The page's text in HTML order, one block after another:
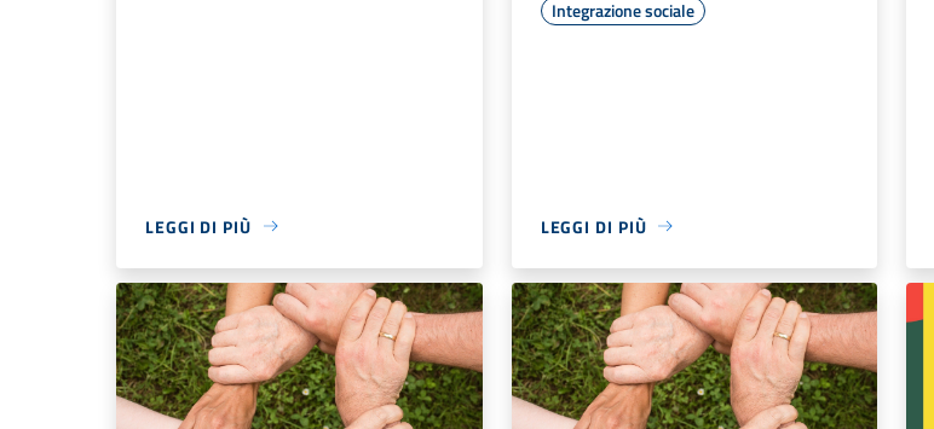
LEGGI DI PIÙ
Integrazione sociale
LEGGI DI PIÙ